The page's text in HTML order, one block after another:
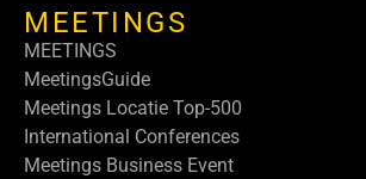
MEETINGS
MEETINGS
MeetingsGuide
Meetings Locatie Top-500
International Conferences
Meetings Business Event